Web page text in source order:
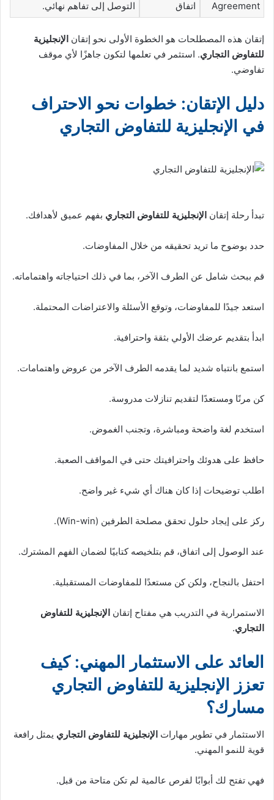
Agreement اتفاق التوصل إلى تفاهم نهائي.
إتقان هذه المصطلحات هو الخطوة الأولى نحو إتقان الإنجليزية
للتفاوض التجاري. استثمر في تعلمها لتكون جاهزًا لأي موقف
تفاوضي.
دليل الإتقان: خطوات نحو الاحتراف
في الإنجليزية للتفاوض التجاري
تبدأ رحلة إتقان الإنجليزية للتفاوض التجاري بفهم عميق لأهدافك.
حدد بوضوح ما تريد تحقيقه من خلال المفاوضات.
قم ببحث شامل عن الطرف الآخر، بما في ذلك احتياجاته واهتماماته.
استعد جيدًا للمفاوضات، وتوقع الأسئلة والاعتراضات المحتملة.
ابدأ بتقديم عرضك الأولي بثقة واحترافية.
استمع بانتباه شديد لما يقدمه الطرف الآخر من عروض واهتمامات.
كن مرنًا ومستعدًا لتقديم تنازلات مدروسة.
استخدم لغة واضحة ومباشرة، وتجنب الغموض.
حافظ على هدوئك واحترافيتك حتى في المواقف الصعبة.
اطلب توضيحات إذا كان هناك أي شيء غير واضح.
ركز على إيجاد حلول تحقق مصلحة الطرفين (Win-win).
عند الوصول إلى اتفاق، قم بتلخيصه كتابيًا لضمان الفهم المشترك.
احتفل بالنجاح، ولكن كن مستعدًا للمفاوضات المستقبلية.
الاستمرارية في التدريب هي مفتاح إتقان الإنجليزية للتفاوض
التجاري.
العائد على الاستثمار المهني: كيف
تعزز الإنجليزية للتفاوض التجاري
مسارك؟
الاستثمار في تطوير مهارات الإنجليزية للتفاوض التجاري يمثل رافعة
قوية للنمو المهني.
فهي تفتح لك أبوابًا لفرص عالمية لم تكن متاحة من قبل.